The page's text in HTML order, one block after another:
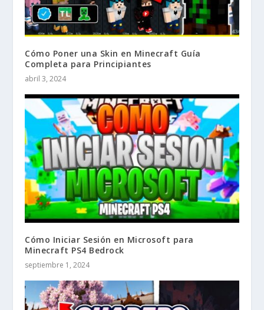
Cómo Poner una Skin en Minecraft Guía
Completa para Principiantes
abril 3, 2024
Cómo Iniciar Sesión en Microsoft para
Minecraft PS4 Bedrock
septiembre 1, 2024